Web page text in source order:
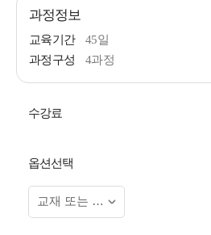
과정정보
교육기간
45일
과정구성
4과정
수강료
옵션선택